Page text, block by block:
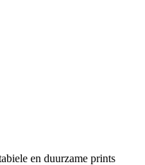
en duurzame prints